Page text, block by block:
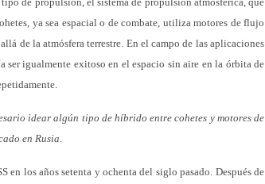
ya sea espacial o de combate, utiliza motores de flujo
de la atmósfera terrestre. En el campo de las aplicaciones
ser igualmente exitoso en el espacio sin aire en la órbita de
idear algún tipo de híbrido entre cohetes y motores de
en Rusia.
los años setenta y ochenta del siglo pasado. Después de